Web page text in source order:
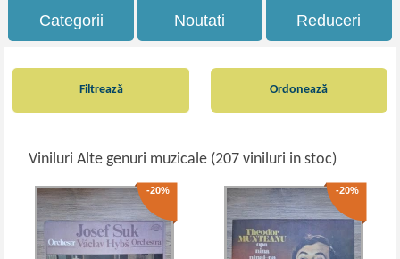
Categorii Noutati Reduceri
Filtrează
Viniluri Alte genuri muzicale (207 viniluri in stoc)
Ordonează
-20% -20%